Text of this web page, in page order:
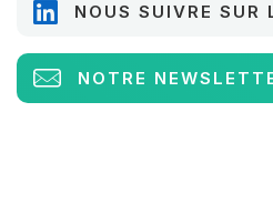
NOUS SUIVRE SUR
NOTRE